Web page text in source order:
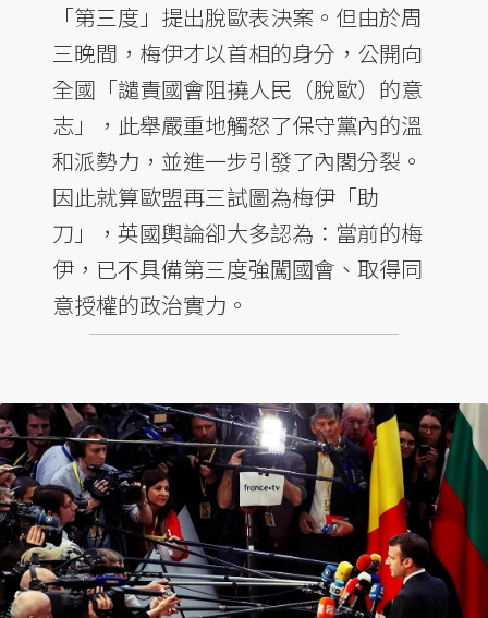
「第三度」提出脫歐表決案。但由於周
三晚間，梅伊才以首相的身分，公開向
全國「譴責國會阻撓人民（脫歐）的意
志」，此舉嚴重地觸怒了保守黨內的溫
和派勢力，並進一步引發了內閣分裂。
因此就算歐盟再三試圖為梅伊「助
刀」，英國輿論卻大多認為：當前的梅
伊，已不具備第三度強闖國會、取得同
意授權的政治實力。